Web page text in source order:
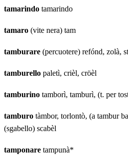
tamarindo tamarindo
tamaro (vite nera) tam
tamburare (percuotere) refónd, zolà,
tamburello paletì, crièl, cröèl
tamburino tamborì, tamburì, (t. per
tamburo tàmbor, torlontò, (a tambur
(sgabello) scabèl
tamponare tampunà*